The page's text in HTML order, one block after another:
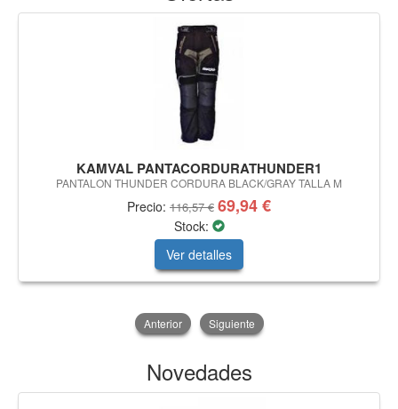
KAMVAL PANTACORDURATHUNDER1
PANTALON THUNDER CORDURA BLACK/GRAY TALLA M
Precio: 116,57 € 69,94 €
Stock:
Ver detalles
Anterior Siguiente
Novedades